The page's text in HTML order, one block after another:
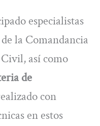
especialistas
la Comandancia
así como
de
con
en estos